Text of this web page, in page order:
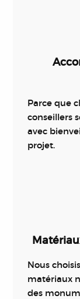
Parce que
conseillers
avec
projet.
Nous
matériaux
des